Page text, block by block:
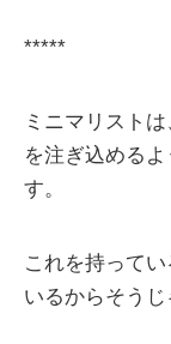
*****
ミニマリスト
を注ぎ込める
す。
これを持って
いるからそうじ